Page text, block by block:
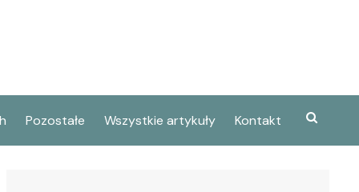
Pozostałe Wszystkie artykuły Kontakt